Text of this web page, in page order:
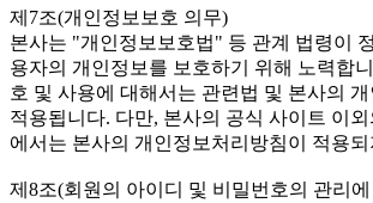
제7조(개인정보보호 의무)
본사는 "개인정보보호법" 등 관계 법령이
용자의 개인정보를 보호하기 위해 노력합
호 및 사용에 대해서는 관련법 및 본사의 개
적용됩니다. 다만, 본사의 공식 사이트 이
에서는 본사의 개인정보처리방침이 적용
제8조(회원의 아이디 및 비밀번호의 관리